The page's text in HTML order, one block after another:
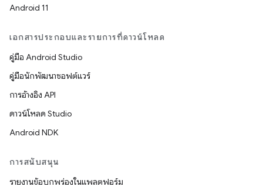
Android 11
เอกสารประกอบและรายการที่ดาวน์โหลด
คู่มือ Android Studio
คู่มือนักพัฒนาซอฟต์แวร์
การอ้างอิง API
ดาวน์โหลด Studio
Android NDK
การสนับสนุน
รายงานข้อบกพร่องในแพลตฟอร์ม